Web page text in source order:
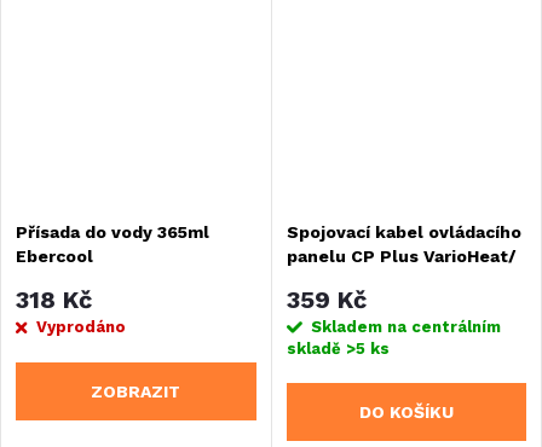
Přísada do vody 365ml
Ebercool
318 Kč
Vyprodáno
ZOBRAZIT
Spojovací kabel ovládacího
panelu CP Plus VarioHeat/
359 Kč
Skladem na centrálním
skladě >5 ks
DO KOŠÍKU